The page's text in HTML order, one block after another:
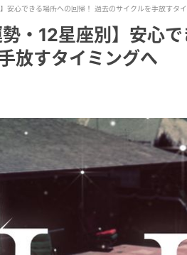
安心できる場所への回帰！ 過去のサイクルを手放すタ
・12星座別】安心
放すタイミングへ